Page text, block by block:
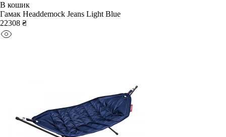
В кошик
Гамак Headdemock Jeans Light Blue
22308 ₴